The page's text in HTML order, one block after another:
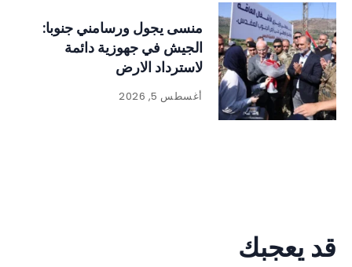
منسى يجول ورسامني جنوبا:
الجيش في جهوزية دائمة
لاسترداد الارض
أغسطس 5, 2026
قد يعجبك